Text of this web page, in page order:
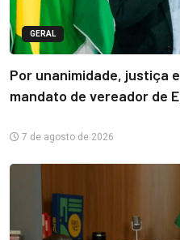
GERAL
Por unanimidade, justiça
mandato de vereador de
7 de agosto de 2026